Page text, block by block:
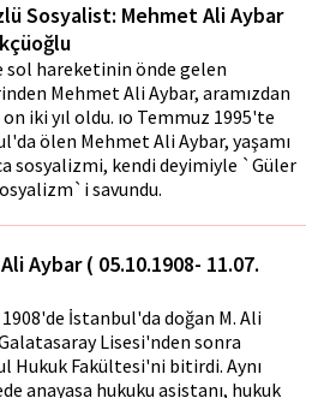
Sosyalist: Mehmet Ali Aybar
sol hareketinin önde gelen
Mehmet Ali Aybar, aramızdan
on iki yıl oldu. ıo Temmuz 1995'te
ölen Mehmet Ali Aybar, yaşamı
sosyalizmi, kendi deyimiyle `Güler
savundu.
Aybar ( 05.10.1908- 11.07.
İstanbul'da doğan M. Ali
Lisesi'nden sonra
Hukuk Fakültesi'ni bitirdi. Aynı
anayasa hukuku asistanı, hukuk